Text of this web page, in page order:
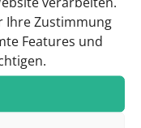
Ihre Zustimmung
Features und